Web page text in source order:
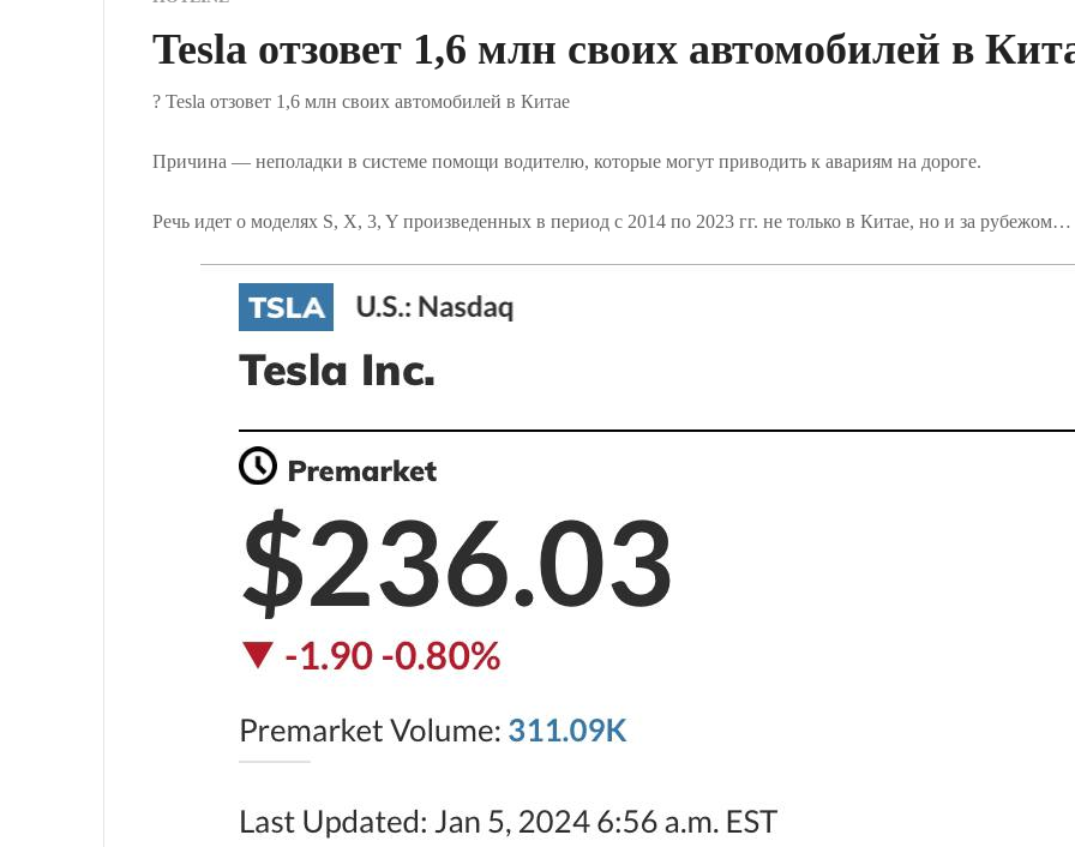
Tesla отзовет 1,6 млн своих автомобилей в
? Tesla отзовет 1,6 млн своих автомобилей в Китае
Причина — неполадки в системе помощи водителю, которые могут приводить к авариям на дороге.
Речь идет о моделях S, X, 3, Y произведенных в период с 2014 по 2023 гг. не только в Китае, но и за рубежом…